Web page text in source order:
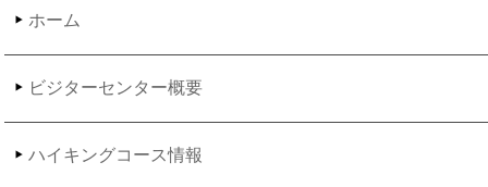
ホーム
ビジターセンター概要
ハイキングコース情報